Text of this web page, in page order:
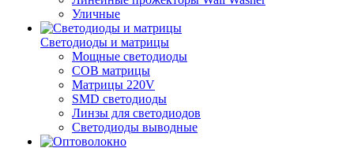
Уличные
Светодиоды и матрицы
Мощные светодиоды
COB матрицы
Матрицы 220V
SMD светодиоды
Линзы для светодиодов
Светодиоды выводные